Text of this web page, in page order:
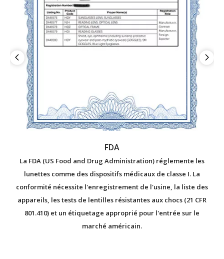
FDA
La FDA (US Food and Drug Administration) réglemente les
lunettes comme des dispositifs médicaux de classe I. La
conformité nécessite l'enregistrement de l'usine, la liste des
appareils, les tests de lentilles résistantes aux chocs (21 CFR
801.410) et un étiquetage approprié pour l'entrée sur le
marché américain.